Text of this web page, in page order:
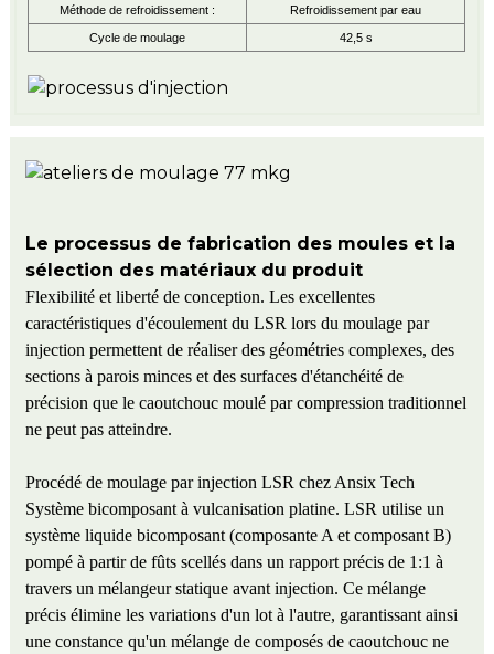
Méthode de refroidissement : Refroidissement par eau
Cycle de moulage 42,5 s
Le processus de fabrication des moules et la
sélection des matériaux du produit
Flexibilité et liberté de conception. Les excellentes
caractéristiques d'écoulement du LSR lors du moulage par
injection permettent de réaliser des géométries complexes, des
sections à parois minces et des surfaces d'étanchéité de
précision que le caoutchouc moulé par compression traditionnel
ne peut pas atteindre.
Procédé de moulage par injection LSR chez Ansix Tech
Système bicomposant à vulcanisation platine. LSR utilise un
système liquide bicomposant (composante A et composant B)
pompé à partir de fûts scellés dans un rapport précis de 1:1 à
travers un mélangeur statique avant injection. Ce mélange
précis élimine les variations d'un lot à l'autre, garantissant ainsi
une constance qu'un mélange de composés de caoutchouc ne